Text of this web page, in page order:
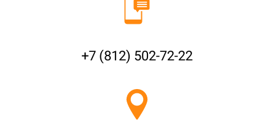
+7 (812) 502-72-22